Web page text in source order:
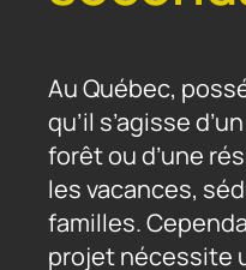
Au Québec,
qu’il s’agisse
forêt ou d’une
les vacances,
familles.
projet nécessite